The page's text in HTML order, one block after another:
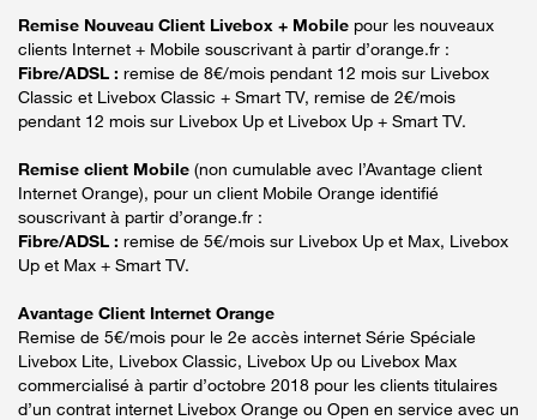
Remise Nouveau Client Livebox + Mobile pour les nouveaux
clients Internet + Mobile souscrivant à partir d’orange.fr :
Fibre/ADSL : remise de 8€/mois pendant 12 mois sur Livebox
Classic et Livebox Classic + Smart TV, remise de 2€/mois
pendant 12 mois sur Livebox Up et Livebox Up + Smart TV.
Remise client Mobile (non cumulable avec l’Avantage client
Internet Orange), pour un client Mobile Orange identifié
souscrivant à partir d’orange.fr :
Fibre/ADSL : remise de 5€/mois sur Livebox Up et Max, Livebox
Up et Max + Smart TV.
Avantage Client Internet Orange
Remise de 5€/mois pour le 2e accès internet Série Spéciale
Livebox Lite, Livebox Classic, Livebox Up ou Livebox Max
commercialisé à partir d’octobre 2018 pour les clients titulaires
d’un contrat internet Livebox Orange ou Open en service avec un